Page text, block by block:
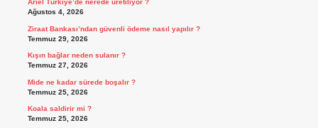
Ariel Türkiye’de nerede üretiliyor ?
Ağustos 4, 2026
Ziraat Bankası’ndan güvenli ödeme nasıl yapılır ?
Temmuz 29, 2026
Kışın bağlar neden sulanır ?
Temmuz 27, 2026
Mide ne kadar sürede boşalır ?
Temmuz 25, 2026
Koala saldirir mi ?
Temmuz 25, 2026